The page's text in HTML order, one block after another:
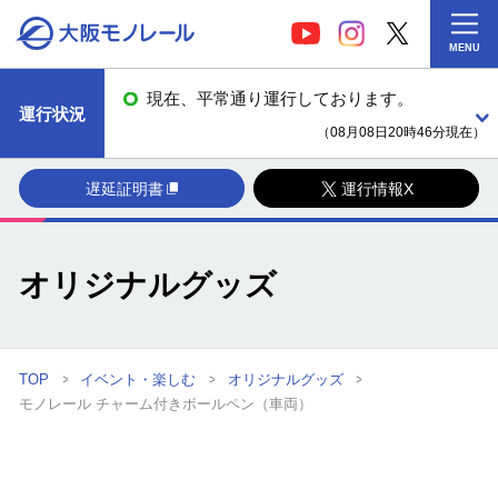
MENU
運行状況
現在、平常通り運行しております。
（08月08日20時46分現在）
遅延証明書 運行情報X
オリジナルグッズ
TOP イベント・楽しむ
オリジナルグッズ
モノレール チャーム付きボールペン（車両）